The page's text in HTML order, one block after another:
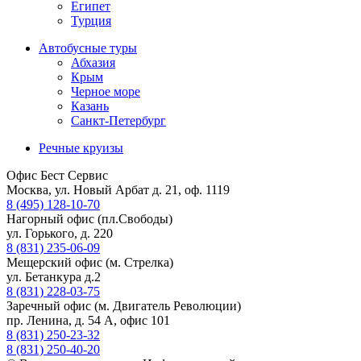
Египет
Турция
Автобусные туры
Абхазия
Крым
Черное море
Казань
Санкт-Петербург
Речные круизы
Офис Бест Сервис
Москва, ул. Новый Арбат д. 21, оф. 1119
8 (495) 128-10-70
Нагорный офис (пл.Свободы)
ул. Горького, д. 220
8 (831) 235-06-09
Мещерский офис (м. Стрелка)
ул. Бетанкура д.2
8 (831) 228-03-75
Заречный офис (м. Двигатель Революции)
пр. Ленина, д. 54 А, офис 101
8 (831) 250-23-32
8 (831) 250-40-20